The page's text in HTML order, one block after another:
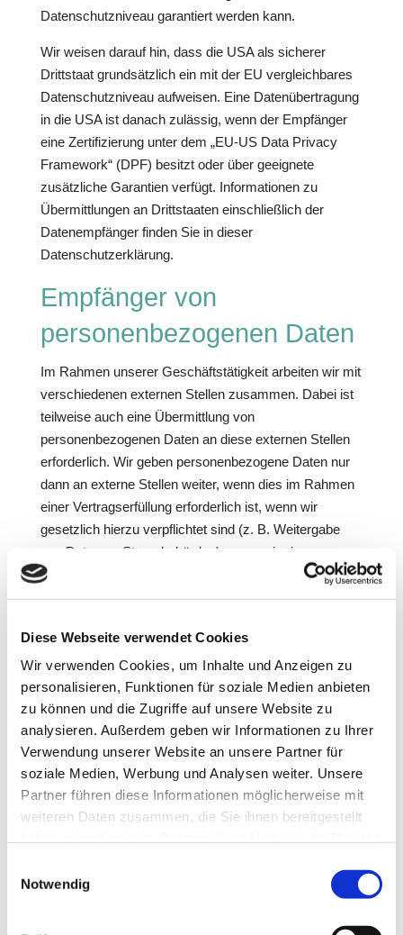
Diese Webseite verwendet Cookies
Wir verwenden Cookies, um Inhalte und Anzeigen zu
personalisieren, Funktionen für soziale Medien anbieten
zu können und die Zugriffe auf unsere Website zu
analysieren. Außerdem geben wir Informationen zu Ihrer
Verwendung unserer Website an unsere Partner für
soziale Medien, Werbung und Analysen weiter. Unsere
Partner führen diese Informationen möglicherweise mit
weiteren Daten zusammen, die Sie ihnen bereitgestellt
Notwendig
Datenschutzniveau garantiert werden kann.
Wir weisen darauf hin, dass die USA als sicherer
Drittstaat grundsätzlich ein mit der EU vergleichbares
Datenschutzniveau aufweisen. Eine Datenübertragung
in die USA ist danach zulässig, wenn der Empfänger
eine Zertifizierung unter dem „EU-US Data Privacy
Framework“ (DPF) besitzt oder über geeignete
zusätzliche Garantien verfügt. Informationen zu
Übermittlungen an Drittstaaten einschließlich der
Datenempfänger finden Sie in dieser
Datenschutzerklärung.
Empfänger von
personenbezogenen Daten
Im Rahmen unserer Geschäftstätigkeit arbeiten wir mit
verschiedenen externen Stellen zusammen. Dabei ist
teilweise auch eine Übermittlung von
personenbezogenen Daten an diese externen Stellen
erforderlich. Wir geben personenbezogene Daten nur
dann an externe Stellen weiter, wenn dies im Rahmen
einer Vertragserfüllung erforderlich ist, wenn wir
gesetzlich hierzu verpflichtet sind (z. B. Weitergabe
von Daten an Steuerbehörden), wenn wir ein
berechtigtes Interesse nach Art. 6 Abs. 1 lit. f DSGVO
an der Weitergabe haben oder wenn eine sonstige
Einsatz von Auftragsverarbeitern geben wir
personenbezogene Daten unserer Kunden nur auf
Grundlage eines gültigen Vertrags über
Auftragsverarbeitung weiter. Im Falle einer
gemeinsamen Verarbeitung wird ein Vertrag über
gemeinsame Verarbeitung geschlossen.
Widerruf Ihrer Einwilligung
Viele Datenverarbeitungsvorgänge sind nur mit Ihrer
ausdrücklichen Einwilligung möglich. Sie können eine